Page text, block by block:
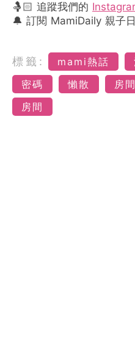
🤱🏻 追蹤我們的
🔔 訂閱 MamiDaily 親子
標籤: mami熱話
密碼
懶散 房
房間